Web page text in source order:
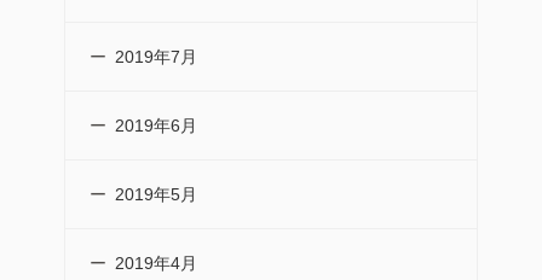
2019年7月
2019年6月
2019年5月
2019年4月